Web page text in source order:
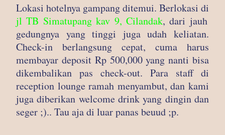
Lokasi hotelnya gampang ditemui. Berlokasi di
jl TB Simatupang kav 9, Cilandak, dari jauh
gedungnya yang tinggi juga udah keliatan.
Check-in berlangsung cepat, cuma harus
membayar deposit Rp 500,000 yang nanti bisa
dikembalikan pas check-out. Para staff di
reception lounge ramah menyambut, dan kami
juga diberikan welcome drink yang dingin dan
seger ;).. Tau aja di luar panas beuud ;p.